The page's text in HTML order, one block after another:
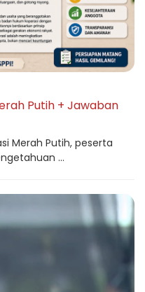
Putih + Jawaban
Merah Putih, peserta
...